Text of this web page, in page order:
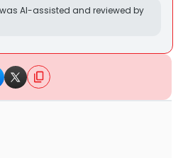
AI-assisted and reviewed by